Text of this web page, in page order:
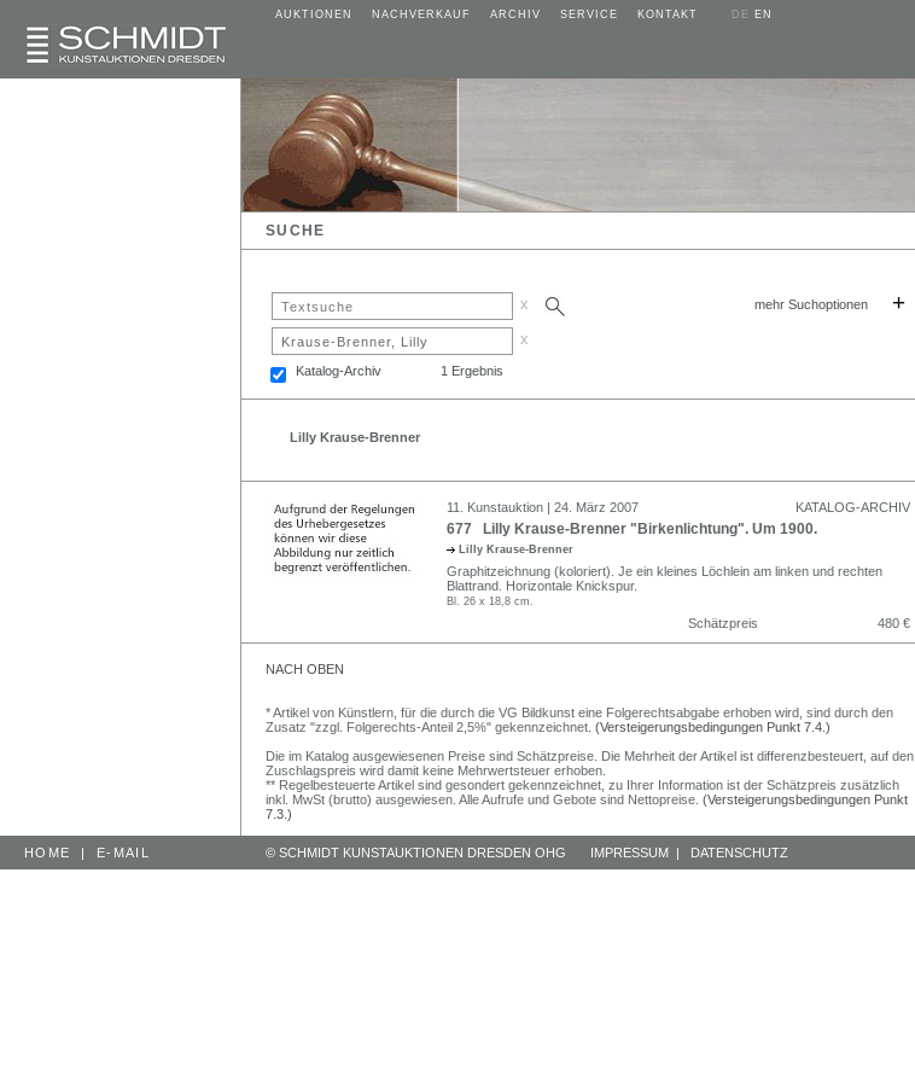
AUKTIONEN NACHVERKAUF ARCHIV SERVICE KONTAKT DE EN
SUCHE
x mehr Suchoptionen +
x
Katalog-Archiv 1 Ergebnis
Lilly Krause-Brenner
11. Kunstauktion | 24. März 2007 KATALOG-ARCHIV
677 Lilly Krause-Brenner "Birkenlichtung". Um 1900.
Lilly Krause-Brenner
Graphitzeichnung (koloriert). Je ein kleines Löchlein am linken und rechten
Blattrand. Horizontale Knickspur.
Bl. 26 x 18,8 cm.
Schätzpreis 480 €
NACH OBEN
* Artikel von Künstlern, für die durch die VG Bildkunst eine Folgerechtsabgabe erhoben wird, sind durch den
Zusatz "zzgl. Folgerechts-Anteil 2,5%" gekennzeichnet. (Versteigerungsbedingungen Punkt 7.4.)
Die im Katalog ausgewiesenen Preise sind Schätzpreise. Die Mehrheit der Artikel ist differenzbesteuert, auf den
Zuschlagspreis wird damit keine Mehrwertsteuer erhoben.
** Regelbesteuerte Artikel sind gesondert gekennzeichnet, zu Ihrer Information ist der Schätzpreis zusätzlich
inkl. MwSt (brutto) ausgewiesen. Alle Aufrufe und Gebote sind Nettopreise. (Versteigerungsbedingungen Punkt
7.3.)
HOME | E-MAIL © SCHMIDT KUNSTAUKTIONEN DRESDEN OHG IMPRESSUM | DATENSCHUTZ